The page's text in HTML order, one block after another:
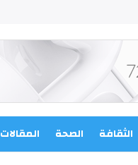
الثقافة الصحة المقالات